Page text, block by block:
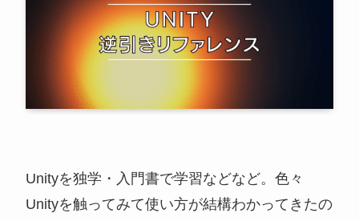
Unityを独学・入門書で学習などなど。色々
Unityを触ってみて使い方が結構わかってきたの